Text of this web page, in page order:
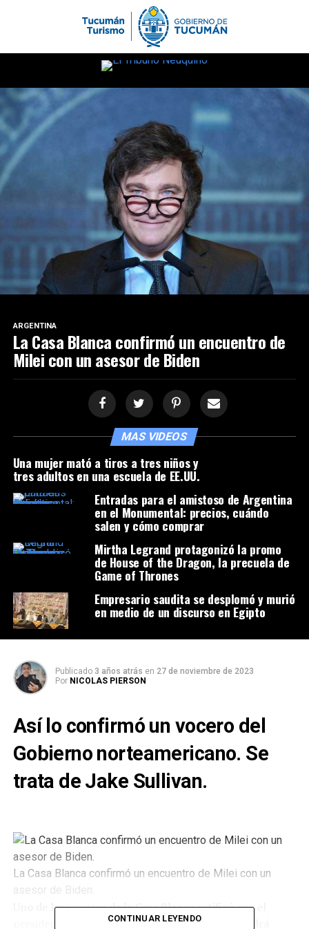
ARGENTINA
La Casa Blanca confirmó un encuentro de
Milei con un asesor de Biden
MAS VIDEOS
Una mujer mató a tiros a tres niños y
tres adultos en una escuela de EE.UU.
Entradas para el amistoso de Argentina
en el Monumental: precios, cuándo
salen y cómo comprar
Mirtha Legrand protagonizó la promo
de House of the Dragon, la precuela de
Game of Thrones
Empresario saudita se desplomó y murió
en medio de un discurso en Egipto
Publicado 3 años atrás en 27 de noviembre de 2023
Por NICOLAS PIERSON
Así lo confirmó un vocero del
Gobierno norteamericano. Se
trata de Jake Sullivan.
La Casa Blanca confirmó un encuentro de Milei con un
asesor de Biden.
Uno de los voceros de la Casa Blanca ratificó que el
presidente de Estados Unidos,Joe Biden, no podrá
CONTINUAR LEYENDO